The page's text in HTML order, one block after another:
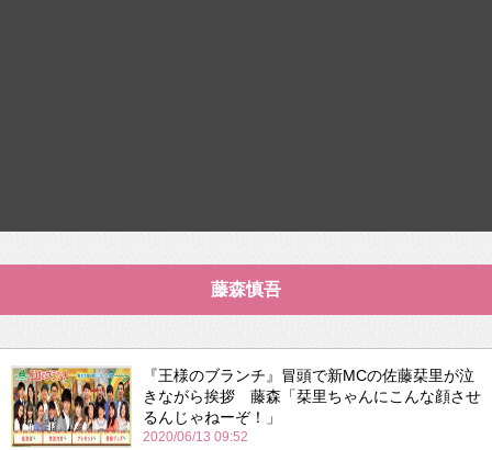
藤森慎吾
『王様のブランチ』冒頭で新MCの佐藤栞里が泣
きながら挨拶 藤森「栞里ちゃんにこんな顔させ
るんじゃねーぞ！」
2020/06/13 09:52